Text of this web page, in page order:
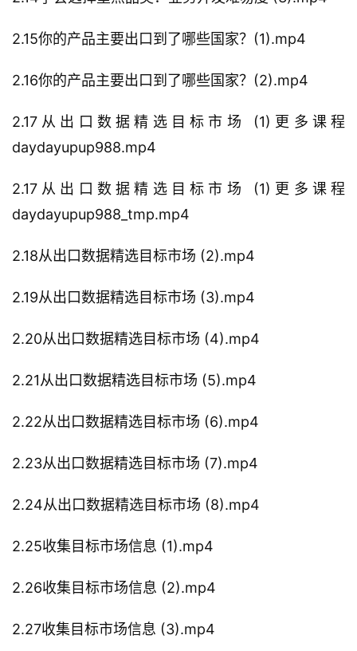
2.15你的产品主要出口到了哪些国家？(1).mp4
2.16你的产品主要出口到了哪些国家？(2).mp4
2.17从出口数据精选目标市场 (1)更多课程
daydayupup988.mp4
2.17从出口数据精选目标市场 (1)更多课程
daydayupup988_tmp.mp4
2.18从出口数据精选目标市场 (2).mp4
2.19从出口数据精选目标市场 (3).mp4
2.20从出口数据精选目标市场 (4).mp4
2.21从出口数据精选目标市场 (5).mp4
2.22从出口数据精选目标市场 (6).mp4
2.23从出口数据精选目标市场 (7).mp4
2.24从出口数据精选目标市场 (8).mp4
2.25收集目标市场信息 (1).mp4
2.26收集目标市场信息 (2).mp4
2.27收集目标市场信息 (3).mp4